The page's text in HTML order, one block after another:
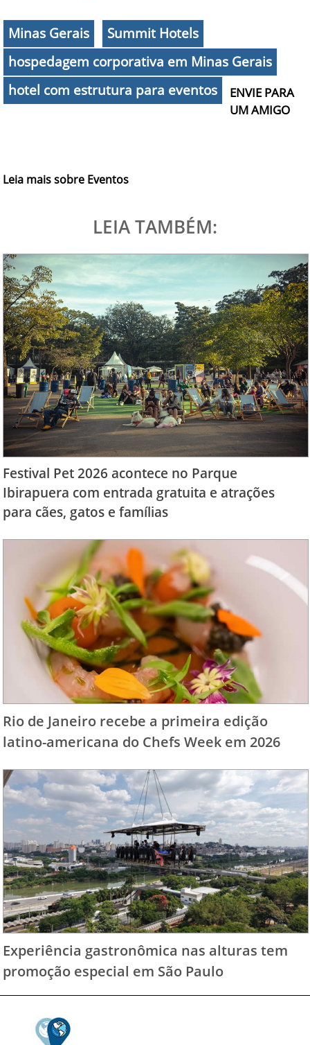
Minas Gerais
Summit Hotels
hospedagem corporativa em Minas Gerais
hotel com estrutura para eventos
ENVIE PARA
UM AMIGO
Leia mais sobre Eventos
LEIA TAMBÉM:
Festival Pet 2026 acontece no Parque
Ibirapuera com entrada gratuita e atrações
para cães, gatos e famílias
Rio de Janeiro recebe a primeira edição
latino-americana do Chefs Week em 2026
Experiência gastronômica nas alturas tem
promoção especial em São Paulo